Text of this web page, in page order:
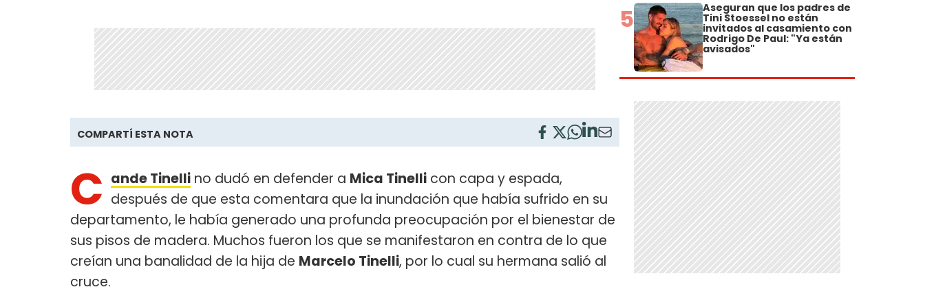
COMPARTÍ ESTA NOTA
C ande Tinelli no dudó en defender a Mica Tinelli con capa y espada,
después de que esta comentara que la inundación que había sufrido en su
departamento, le había generado una profunda preocupación por el bienestar de
sus pisos de madera. Muchos fueron los que se manifestaron en contra de lo que
creían una banalidad de la hija de Marcelo Tinelli, por lo cual su hermana salió al
cruce.
5 Aseguran que los padres de
Tini Stoessel no están
invitados al casamiento con
Rodrigo De Paul: "Ya están
avisados"